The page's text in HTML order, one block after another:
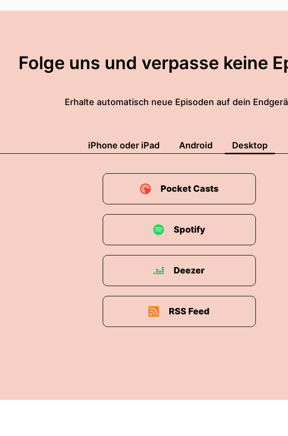
Folge uns und verpasse keine
Erhalte automatisch neue Episoden auf dein
iPhone oder iPad Android Desktop
Pocket Casts
Spotify
Deezer
RSS Feed